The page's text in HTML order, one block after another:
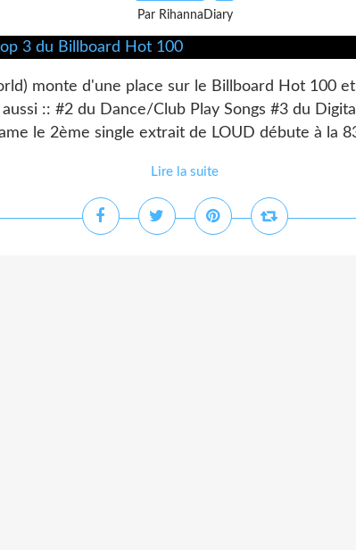
Par RihannaDiary
monte d'une place sur le Billboard Hot 100
:: #2 du Dance/Club Play Songs #3 du
le 2ème single extrait de LOUD débute à la
Lire la suite